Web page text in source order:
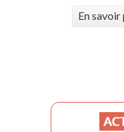
En